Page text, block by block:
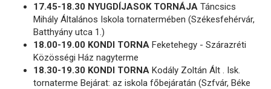
17.45-18.30 NYUGDÍJASOK TORNÁJA Táncsics
Mihály Általános Iskola tornatermében (Székesfehérvár,
Batthyány utca 1.)
18.00-19.00 KONDI TORNA Feketehegy - Szárazréti
Közösségi Ház nagyterme
18.30-19.30 KONDI TORNA Kodály Zoltán Ált . Isk.
tornaterme Bejárat: az iskola főbejáratán (Szfvár, Béke